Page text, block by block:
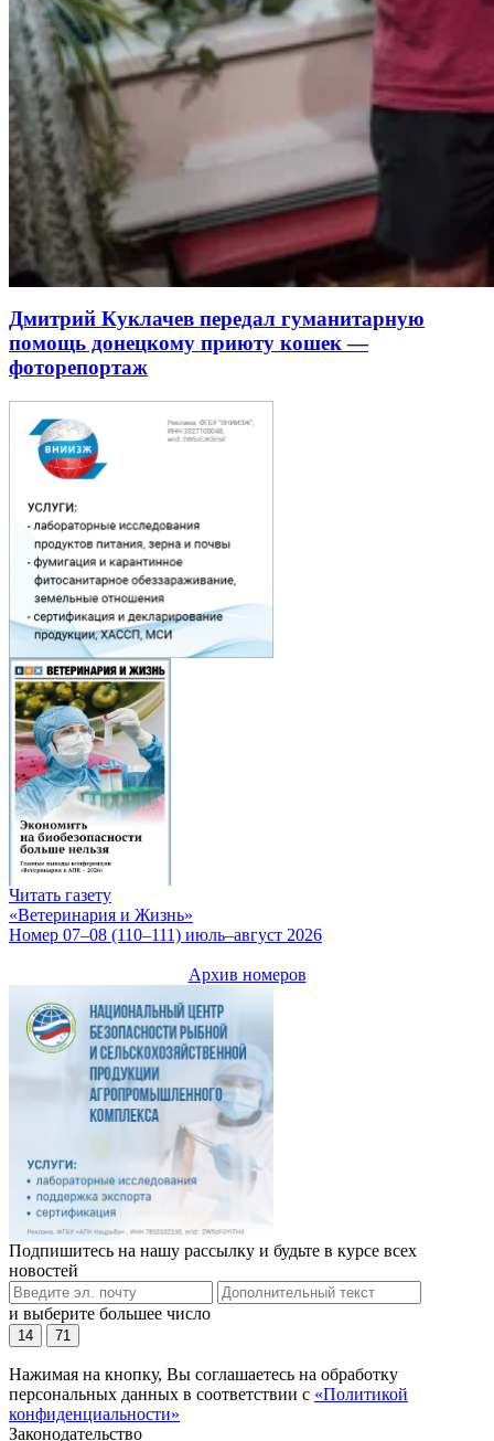
Дмитрий Куклачев передал гуманитарную
помощь донецкому приюту кошек —
фоторепортаж
Читать газету
«Ветеринария и Жизнь»
Номер 07–08 (110–111) июль–август 2026
Архив номеров
Подпишитесь на нашу рассылку и будьте в курсе всех
новостей
и выберите большее число
14 71
Нажимая на кнопку, Вы соглашаетесь на обработку
персональных данных в соответствии с «Политикой
конфиденциальности»
Законодательство